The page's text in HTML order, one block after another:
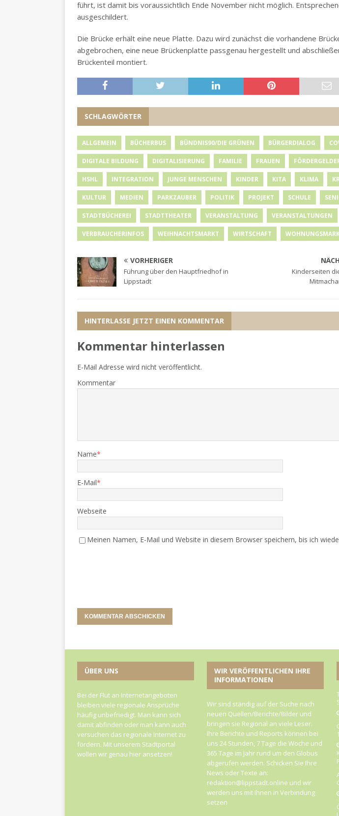
führt, ist damit bis voraussichtlich Ende November nicht möglich.
ausgeschildert.
Die Brücke erhält eine neue Platte. Dazu wird zunächst die vorhandene
abgebrochen, eine neue Brückenplatte passgenau hergestellt und
Brückenteil montiert.
SCHLAGWÖRTER
ALLGEMEIN BÜCHERBUS BÜNDNIS90/DIE GRÜNEN BÜRGERDIALOG
DIGITALE BILDUNG DIGITALISIERUNG FAMILIE FRAUEN
HSHL INTEGRATION JUNGE MENSCHEN KINDER KITA KLIMA
KULTUR MEDIEN PARKZAUBER POLITIK PROJEKT SCHULE
STADTBÜCHEREI STADTTHEATER VERANSTALTUNG VERANSTALTUNGEN
VERBRAUCHERINFOS WEIHNACHTSMARKT WIRTSCHAFT
VORHERIGER
Führung über den Hauptfriedhof in
Lippstadt
Kinderseiten
HINTERLASSE JETZT EINEN KOMMENTAR
Kommentar hinterlassen
E-Mail Adresse wird nicht veröffentlicht.
Kommentar
Name*
E-Mail*
Webseite
Meinen Namen, E-Mail und Website in diesem Browser speichern, bis ich
ÜBER UNS
Bei der Flut an Internetangeboten
bleiben viele regionale Ansprüche
häufig unbefriedigt. Man kann sich
damit abfinden oder man kann auch
versuchen das regionale Internet zu
fördern. Mit unserem Stadtportal
wollen wir genau hier ansetzen!
WIR VERÖFFENTLICHEN IHRE
INFORMATIONEN
Wir sind ständig auf der Suche nach
neuen Quellen/Berichte/Bilder und
bringen sie Regional an viele Leser.
Ihre Berichte und Reports können bei
uns 24 Stunden, 7 Tage die Woche und
365 Tage im Jahr rund um den Globus
abgerufen werden. Schicken Sie Ihre
News oder Texte an:
redaktion@lippstadt.online und wir
werden uns mit Ihnen in Verbindung
setzen